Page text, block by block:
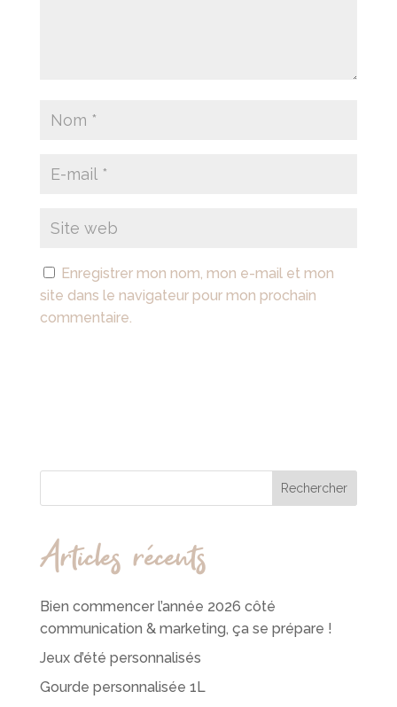
Enregistrer mon nom, mon e-mail et mon
site dans le navigateur pour mon prochain
commentaire.
Rechercher
Articles récents
Bien commencer l’année 2026 côté
communication & marketing, ça se prépare !
Jeux d’été personnalisés
Gourde personnalisée 1L